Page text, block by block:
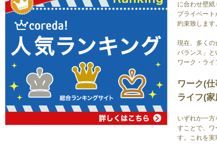
に合わせ壁
プライベー
約束致します
現在、多くの
バランス」と
ワーク・ラ
ワーク(
ライフ(
いずれか一
すことで、ワ
す。これを実